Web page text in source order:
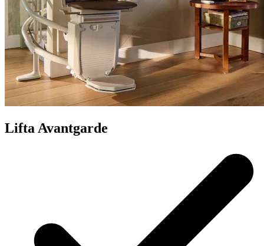
Lifta Avantgarde